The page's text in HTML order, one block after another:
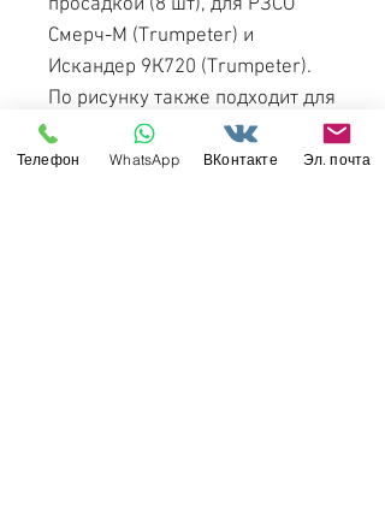
просадкой (8 шт), для РЗСО
Смерч-М (Trumpeter) и
Искандер 9К720 (Trumpeter).
По рисунку также подходит для
ракетного комплекта "Бал" от
Trumpeter.
Телефон WhatsApp ВКонтакте Эл. почта